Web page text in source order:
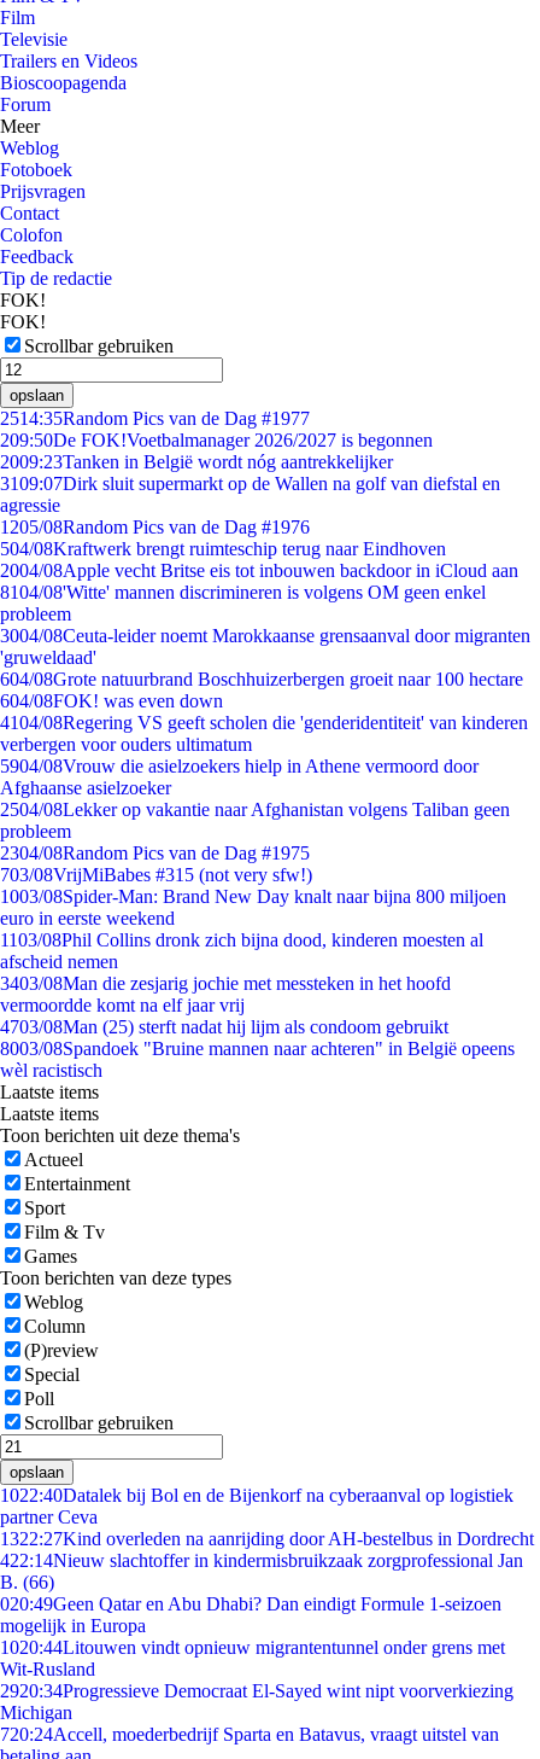
Film
Televisie
Trailers en Videos
Bioscoopagenda
Forum
Meer
Weblog
Fotoboek
Prijsvragen
Contact
Colofon
Feedback
Tip de redactie
FOK!
FOK!
Scrollbar gebruiken
opslaan
2514:35Random Pics van de Dag #1977
209:50De FOK!Voetbalmanager 2026/2027 is begonnen
2009:23Tanken in België wordt nóg aantrekkelijker
3109:07Dirk sluit supermarkt op de Wallen na golf van diefstal en
agressie
1205/08Random Pics van de Dag #1976
504/08Kraftwerk brengt ruimteschip terug naar Eindhoven
2004/08Apple vecht Britse eis tot inbouwen backdoor in iCloud aan
8104/08'Witte' mannen discrimineren is volgens OM geen enkel
probleem
3004/08Ceuta-leider noemt Marokkaanse grensaanval door migranten
'gruweldaad'
604/08Grote natuurbrand Boschhuizerbergen groeit naar 100 hectare
604/08FOK! was even down
4104/08Regering VS geeft scholen die 'genderidentiteit' van kinderen
verbergen voor ouders ultimatum
5904/08Vrouw die asielzoekers hielp in Athene vermoord door
Afghaanse asielzoeker
2504/08Lekker op vakantie naar Afghanistan volgens Taliban geen
probleem
2304/08Random Pics van de Dag #1975
703/08VrijMiBabes #315 (not very sfw!)
1003/08Spider-Man: Brand New Day knalt naar bijna 800 miljoen
euro in eerste weekend
1103/08Phil Collins dronk zich bijna dood, kinderen moesten al
afscheid nemen
3403/08Man die zesjarig jochie met messteken in het hoofd
vermoordde komt na elf jaar vrij
4703/08Man (25) sterft nadat hij lijm als condoom gebruikt
8003/08Spandoek "Bruine mannen naar achteren" in België opeens
wèl racistisch
Laatste items
Laatste items
Toon berichten uit deze thema's
Actueel
Entertainment
Sport
Film & Tv
Games
Toon berichten van deze types
Weblog
Column
(P)review
Special
Poll
Scrollbar gebruiken
opslaan
1022:40Datalek bij Bol en de Bijenkorf na cyberaanval op logistiek
partner Ceva
1322:27Kind overleden na aanrijding door AH-bestelbus in Dordrecht
422:14Nieuw slachtoffer in kindermisbruikzaak zorgprofessional Jan
B. (66)
020:49Geen Qatar en Abu Dhabi? Dan eindigt Formule 1-seizoen
mogelijk in Europa
1020:44Litouwen vindt opnieuw migrantentunnel onder grens met
Wit-Rusland
2920:34Progressieve Democraat El-Sayed wint nipt voorverkiezing
Michigan
720:24Accell, moederbedrijf Sparta en Batavus, vraagt uitstel van